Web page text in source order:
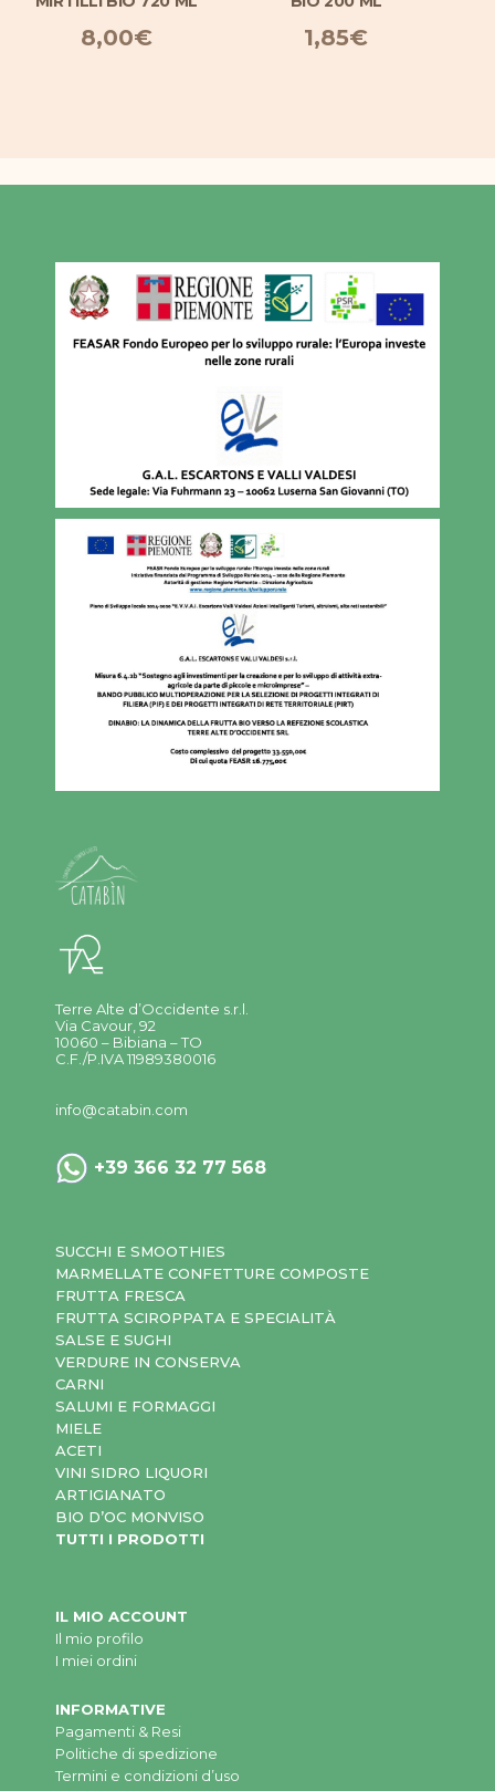
8,00€ 1,85€
Terre Alte d’Occidente s.r.l.
Via Cavour, 92
10060 – Bibiana – TO
C.F./P.IVA 11989380016
info@catabin.com
+39 366 32 77 568
SUCCHI E SMOOTHIES
MARMELLATE CONFETTURE COMPOSTE
FRUTTA FRESCA
FRUTTA SCIROPPATA E SPECIALITÀ
SALSE E SUGHI
VERDURE IN CONSERVA
CARNI
SALUMI E FORMAGGI
MIELE
ACETI
VINI SIDRO LIQUORI
ARTIGIANATO
BIO D’OC MONVISO
TUTTI I PRODOTTI
IL MIO ACCOUNT
Il mio profilo
I miei ordini
INFORMATIVE
Pagamenti & Resi
Politiche di spedizione
Termini e condizioni d’uso